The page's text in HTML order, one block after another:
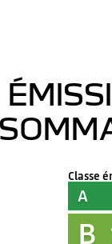
Classe
A
B